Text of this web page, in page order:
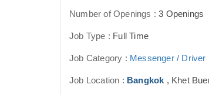
Number of Openings :3 Openings
Job Type : Full Time
Job Category : Messenger / Driver
Job Location : Bangkok , Khet